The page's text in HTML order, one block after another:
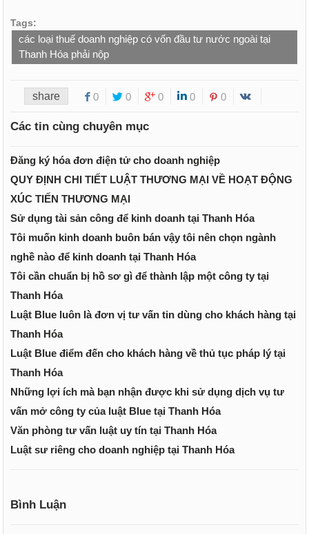
Tags:
các loại thuế doanh nghiệp có vốn đầu tư nước ngoài tại
Thanh Hóa phải nộp
share 0 0 0 0 0
Các tin cùng chuyên mục
Đăng ký hóa đơn điện tử cho doanh nghiệp
QUY ĐỊNH CHI TIẾT LUẬT THƯƠNG MẠI VỀ HOẠT ĐỘNG
XÚC TIẾN THƯƠNG MẠI
Sử dụng tài sản công để kinh doanh tại Thanh Hóa
Tôi muốn kinh doanh buôn bán vậy tôi nên chọn ngành
nghề nào để kinh doanh tại Thanh Hóa
Tôi cần chuẩn bị hồ sơ gì để thành lập một công ty tại
Thanh Hóa
Luật Blue luôn là đơn vị tư vấn tin dùng cho khách hàng tại
Thanh Hóa
Luật Blue điểm đến cho khách hàng về thủ tục pháp lý tại
Thanh Hóa
Những lợi ích mà bạn nhận được khi sử dụng dịch vụ tư
vấn mở công ty của luật Blue tại Thanh Hóa
Văn phòng tư vấn luật uy tín tại Thanh Hóa
Luật sư riêng cho doanh nghiệp tại Thanh Hóa
Bình Luận